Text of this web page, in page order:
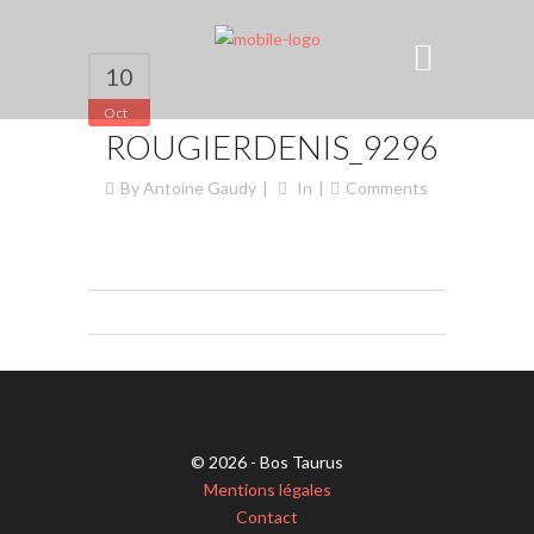
10
Oct
ROUGIERDENIS_9296
ByAntoine Gaudy In Comments
© 2026 - Bos Taurus
Mentions légales
Contact